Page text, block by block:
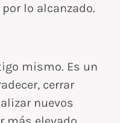
lo alcanzado.
mismo. Es un
cerrar
nuevos